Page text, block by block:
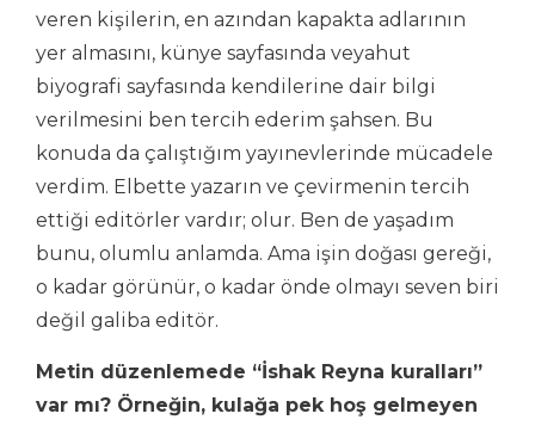
veren kişilerin, en azından kapakta adlarının
yer almasını, künye sayfasında veyahut
biyografi sayfasında kendilerine dair bilgi
verilmesini ben tercih ederim şahsen. Bu
konuda da çalıştığım yayınevlerinde mücadele
verdim. Elbette yazarın ve çevirmenin tercih
ettiği editörler vardır; olur. Ben de yaşadım
bunu, olumlu anlamda. Ama işin doğası gereği,
o kadar görünür, o kadar önde olmayı seven biri
değil galiba editör.
Metin düzenlemede “İshak Reyna kuralları”
var mı? Örneğin, kulağa pek hoş gelmeyen